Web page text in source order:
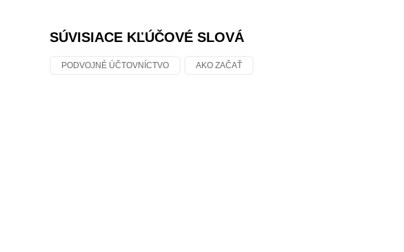
SÚVISIACE KĽÚČOVÉ SLOVÁ
PODVOJNÉ ÚČTOVNÍCTVO AKO ZAČAŤ